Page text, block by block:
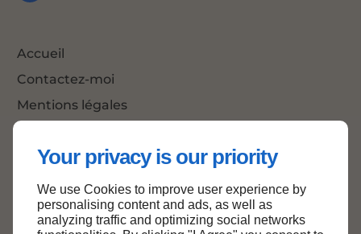
Your privacy is our priority
We use Cookies to improve user experience by
personalising content and ads, as well as
analyzing traffic and optimizing social networks
Accueil
Contactez-moi
Mentions légales
Haut de page